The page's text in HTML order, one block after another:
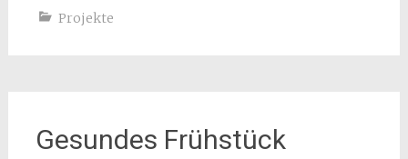
Projekte
Gesundes Frühstück